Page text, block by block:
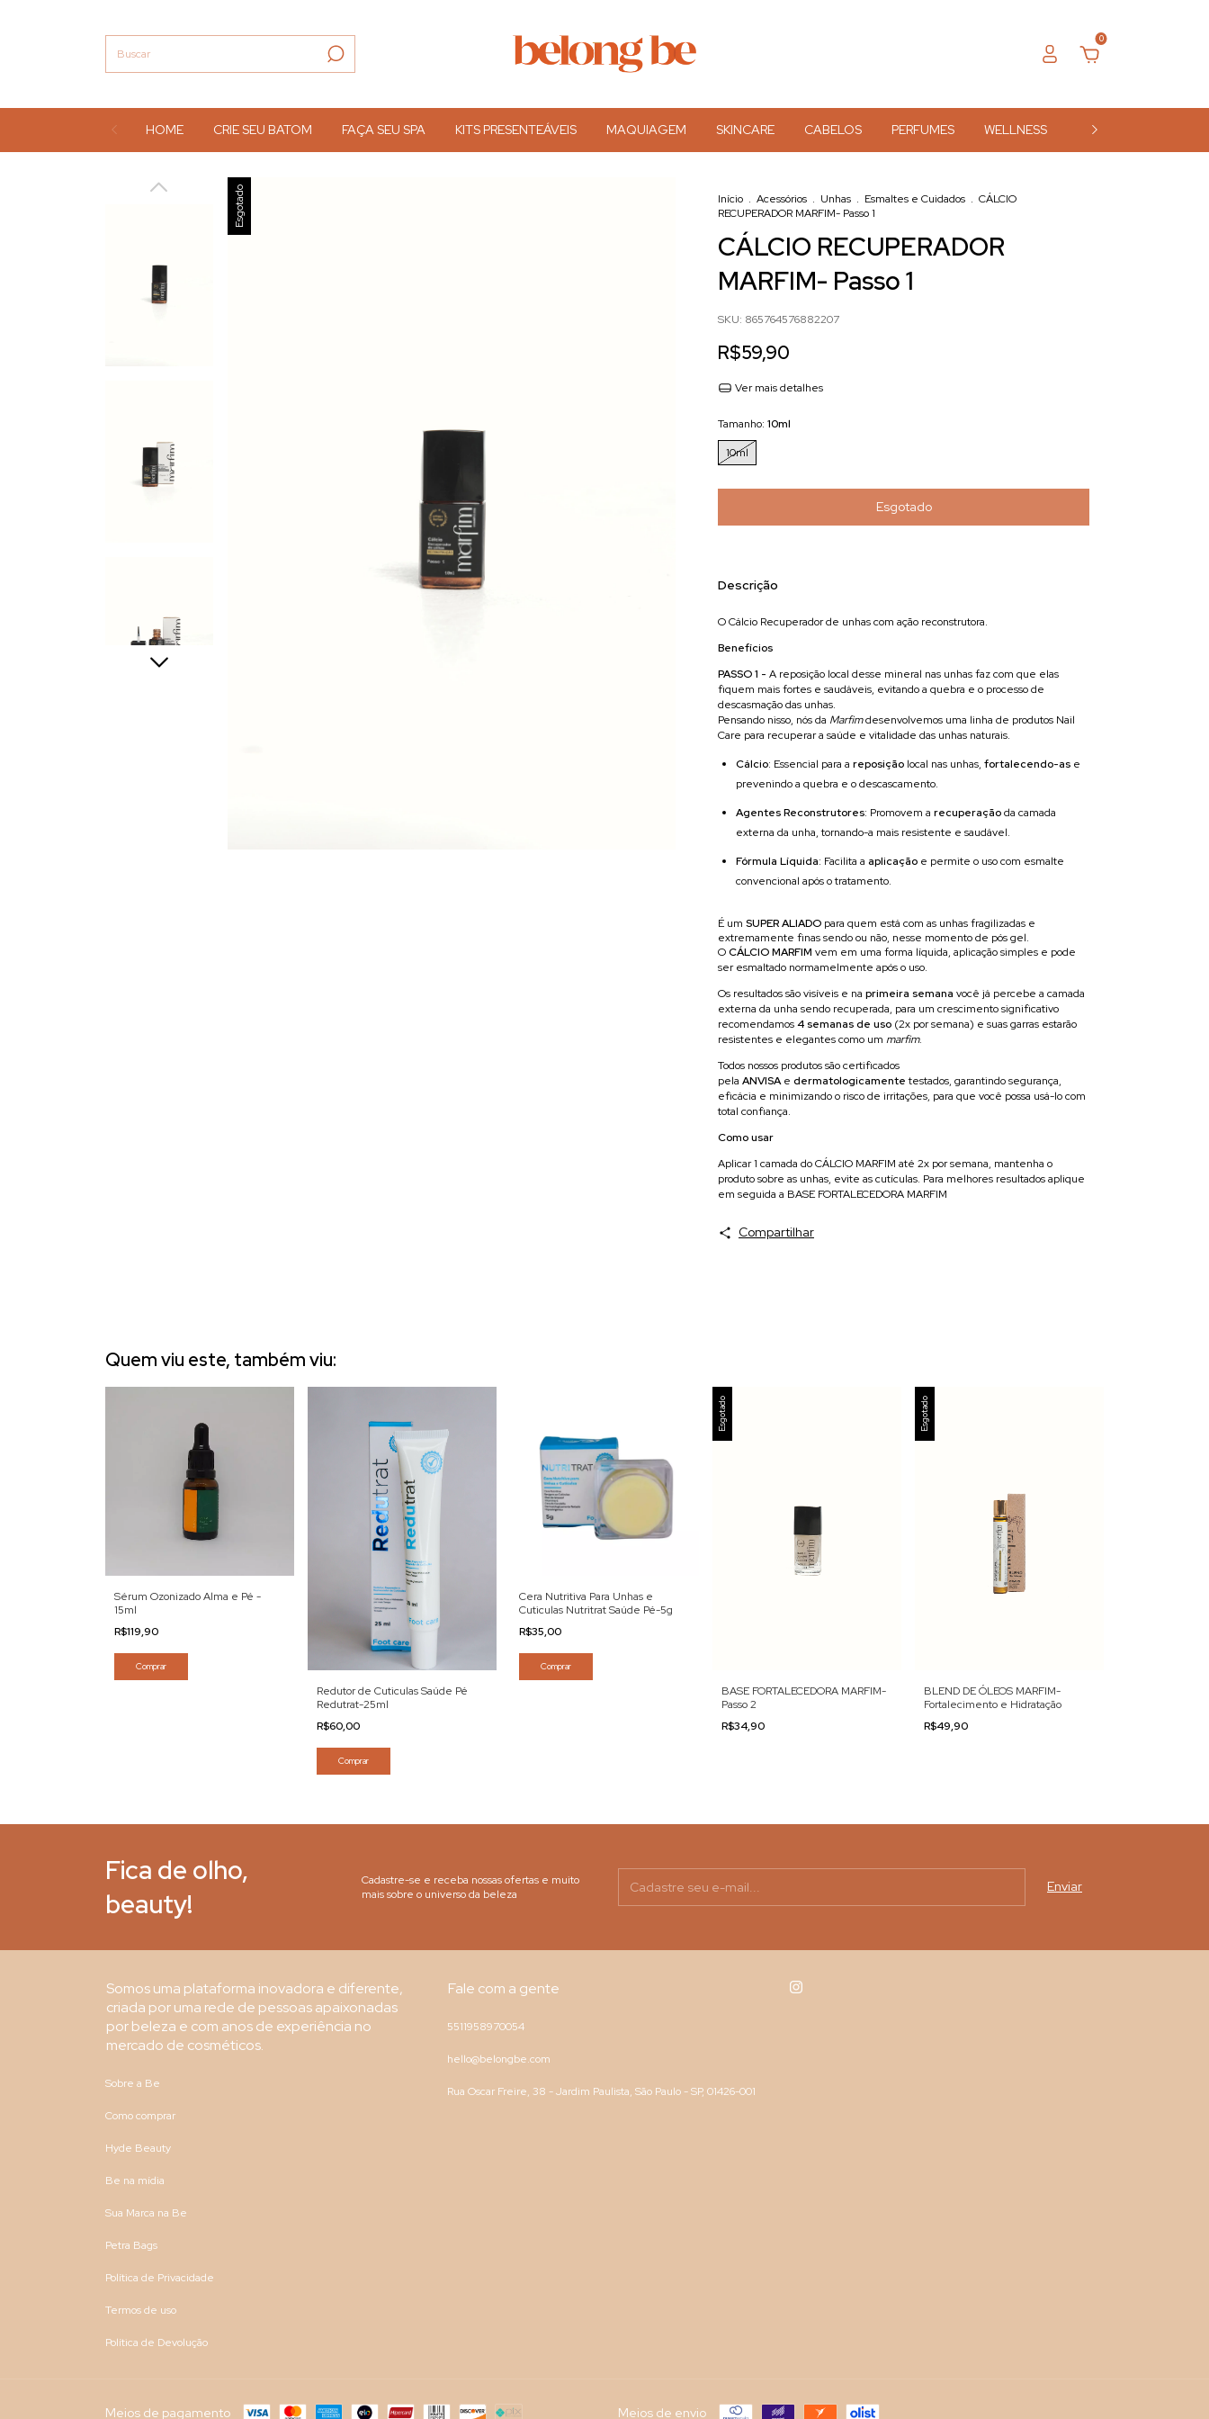
0
HOME CRIE SEU BATOM FAÇA SEU SPA KITS PRESENTEÁVEIS MAQUIAGEM SKINCARE CABELOS PERFUMES WELLNESS ACESSÓRIOS
Esgotado Início . Acessórios . Unhas . Esmaltes e Cuidados . CÁLCIO
RECUPERADOR MARFIM- Passo 1
CÁLCIO RECUPERADOR
MARFIM- Passo 1
SKU: 865764576882207
R$59,90
Ver mais detalhes
Tamanho: 10ml
10ml
Descrição
O Cálcio Recuperador de unhas com ação reconstrutora.
Benefícios
PASSO 1 - A reposição local desse mineral nas unhas faz com que elas
fiquem mais fortes e saudáveis, evitando a quebra e o processo de
descasmação das unhas.
Pensando nisso, nós da Marfimdesenvolvemos uma linha de produtos Nail
Care para recuperar a saúde e vitalidade das unhas naturais.
Cálcio: Essencial para a reposição local nas unhas, fortalecendo-as e
prevenindo a quebra e o descascamento.
Agentes Reconstrutores: Promovem a recuperaçãoda camada
externa da unha, tornando-a mais resistente e saudável.
Fórmula Líquida: Facilita a aplicação e permite o uso com esmalte
convencional após o tratamento.
É um SUPER ALIADO para quem está com as unhas fragilizadas e
extremamente finas sendo ou não, nesse momento de pós gel.
OCÁLCIO MARFIM vem em uma forma líquida, aplicação simples e pode
ser esmaltado normamelmente após o uso.
Os resultados são visíveis e na primeira semana você já percebe a camada
externa da unha sendo recuperada, para um crescimento significativo
recomendamos4 semanas de uso (2x por semana) e suas garras estarão
resistentes e elegantes como um marfim.
Todos nossos produtos são certificados
pela ANVISAe dermatologicamentetestados, garantindo segurança,
eficácia e minimizando o risco de irritações, para que você possa usá-lo com
total confiança.
Como usar
Aplicar 1 camada do CÁLCIO MARFIM até 2x por semana, mantenha o
produto sobre as unhas, evite as cutículas. Para melhores resultados aplique
em seguida a BASE FORTALECEDORA MARFIM
Compartilhar
Quem viu este, também viu:
Sérum Ozonizado Alma e Pé -
15ml
R$119,90
Comprar
Redutor de Cuticulas Saúde Pé
Redutrat-25ml
R$60,00
Comprar
Cera Nutritiva Para Unhas e
Cuticulas Nutritrat Saúde Pé-5g
R$35,00
Comprar
Esgotado
BASE FORTALECEDORA MARFIM-
Passo 2
R$34,90
Esgotado
BLEND DE ÓLEOS MARFIM-
Fortalecimento e Hidratação
R$49,90
Fica de olho,
beauty!
Cadastre-se e receba nossas ofertas e muito
mais sobre o universo da beleza
Somos uma plataforma inovadora e diferente,
criada por uma rede de pessoas apaixonadas
por beleza e com anos de experiência no
mercado de cosméticos.
Sobre a Be
Como comprar
Hyde Beauty
Be na mídia
Sua Marca na Be
Petra Bags
Política de Privacidade
Termos de uso
Política de Devolução
Fale com a gente
5511958970054
hello@belongbe.com
Rua Oscar Freire, 38 - Jardim Paulista, São Paulo - SP, 01426-001
Meios de pagamento Meios de envio